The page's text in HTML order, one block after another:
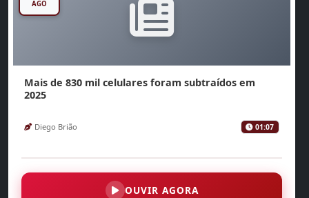
AGO
Mais de 830 mil celulares foram subtraídos em
2025
Diego Brião 01:07
OUVIR AGORA